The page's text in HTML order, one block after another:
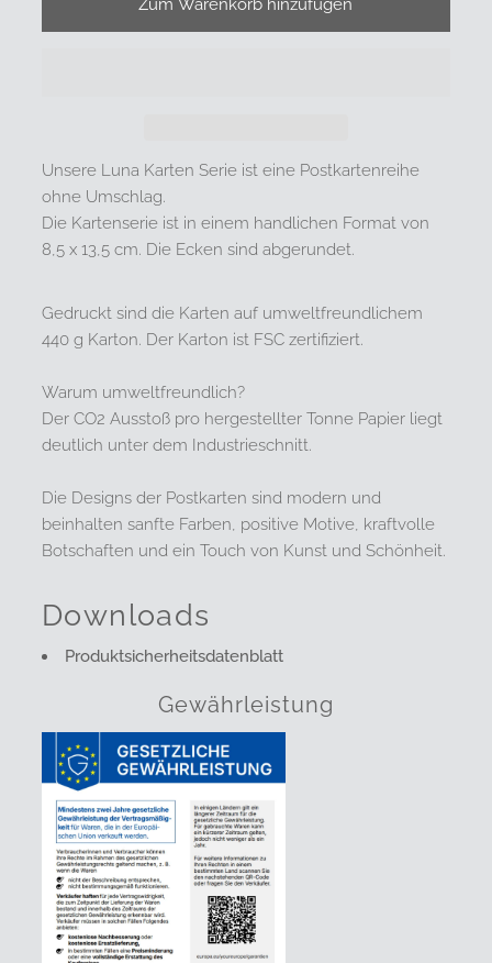
Unsere Luna Karten Serie ist eine Postkartenreihe
ohne Umschlag.
Die Kartenserie ist in einem handlichen Format von
8,5 x 13,5 cm. Die Ecken sind abgerundet.
Gedruckt sind die Karten auf umweltfreundlichem
440 g Karton. Der Karton ist FSC zertifiziert.
Warum umweltfreundlich?
Der CO2 Ausstoß pro hergestellter Tonne Papier liegt
deutlich unter dem Industrieschnitt.
Die Designs der Postkarten sind modern und
beinhalten sanfte Farben, positive Motive, kraftvolle
Botschaften und ein Touch von Kunst und Schönheit.
Downloads
Produktsicherheitsdatenblatt
Gewährleistung